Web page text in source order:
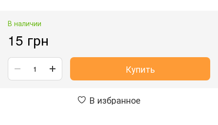
В наличии
15 грн
Купить
В избранное